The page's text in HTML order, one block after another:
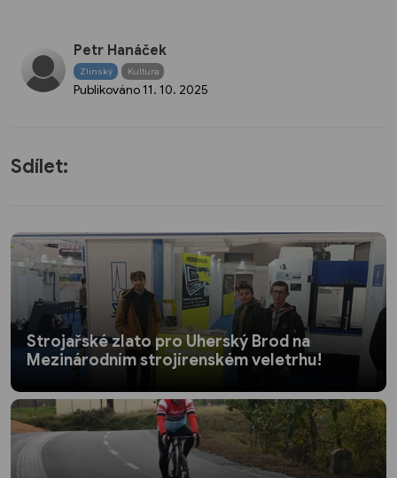
Petr Hanáček
Zlínský Kultura
Publikováno 11. 10. 2025
Sdílet:
Strojařské zlato pro Uherský Brod na
Mezinárodním strojírenském veletrhu!